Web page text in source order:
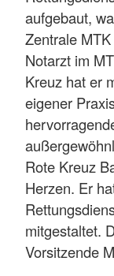
aufgebaut,
Zentrale
Notarzt im
Kreuz hat er
eigener
Rote Kreuz
Herzen. Er
mitgestaltet.
Vorsitzende